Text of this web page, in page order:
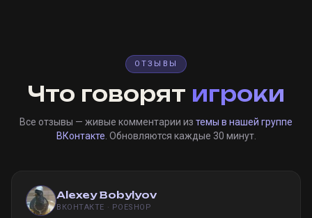
ОТЗЫВЫ
Что говорят игроки
Все отзывы — живые комментарии из темы в нашей группе
ВКонтакте . Обновляются каждые 30 минут.
Alexey Bobylyov
ВКОНТАКТЕ · POESHOP